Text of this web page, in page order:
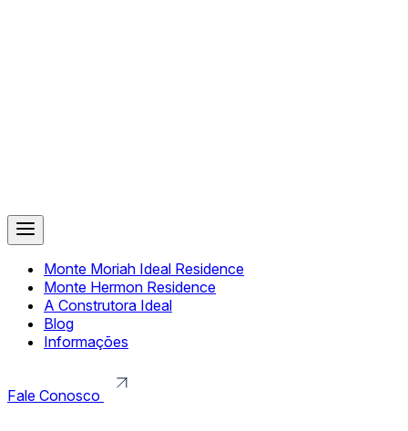
Monte Moriah Ideal Residence
Monte Hermon Residence
A Construtora Ideal
Blog
Informações
Fale Conosco